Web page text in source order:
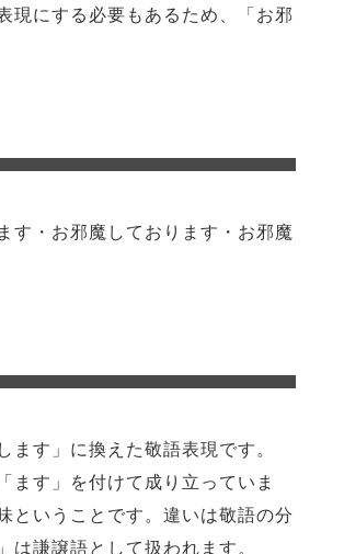
現にする必要もあるため、「お邪
す・お邪魔しております・お邪魔
す」に換えた敬語表現です。
ます」を付けて成り立っていま
ということです。違いは敬語の分
謙譲語として扱われます。